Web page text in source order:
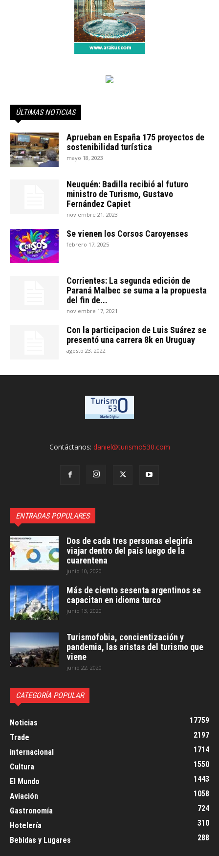
ÚLTIMAS NOTICIAS
Aprueban en España 175 proyectos de
sostenibilidad turística
mayo 18, 2023
Neuquén: Badilla recibió al futuro
ministro de Turismo, Gustavo
Fernández Capiet
noviembre 21, 2023
Se vienen los Corsos Caroyenses
febrero 17, 2025
Corrientes: La segunda edición de
Paraná Malbec se suma a la propuesta
del fin de...
noviembre 17, 2021
Con la participacion de Luis Suárez se
presentó una carrera 8k en Uruguay
agosto 23, 2022
Contáctanos: daniel@turismo530.com
ENTRADAS POPULARES
Dos de cada tres personas elegiría
viajar dentro del país luego de la
cuarentena
junio 10, 2020
Más de ciento sesenta argentinos se
capacitan en idioma turco
junio 13, 2020
Turismofobia, concientización y
pandemia, las aristas del turismo que
viene
junio 22, 2020
CATEGORÍA POPULAR
Noticias
17759
Trade
2197
internacional
1714
Cultura
1550
El Mundo
1443
Aviación
1058
Gastronomía
724
Hotelería
310
Bebidas y Lugares
288